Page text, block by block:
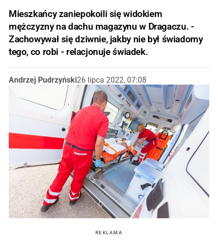
Mieszkańcy zaniepokoili się widokiem
mężczyzny na dachu magazynu w Dragaczu. -
Zachowywał się dziwnie, jakby nie był świadomy
tego, co robi - relacjonuje świadek.
Andrzej Pudrzyński26 lipca 2022, 07:08
REKLAMA